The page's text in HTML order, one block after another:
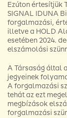
Ezúton értesítjük
SIGNAL IDUNA
forgalmazási,
illetve a HOLD
esetében 2024.
elszámolási
A Társaság által
jegyeinek
A forgalmazási
tehát az ezt
megbízások
forgalmazási